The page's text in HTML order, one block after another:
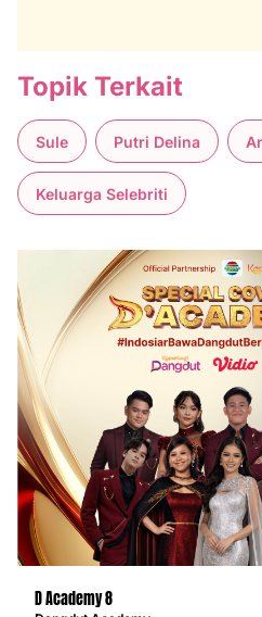
Topik Terkait
Sule Putri Delina
Keluarga Selebriti
D Academy 8